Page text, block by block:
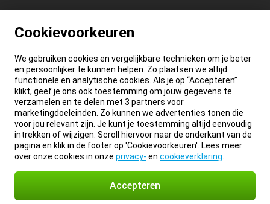
Cookievoorkeuren
We gebruiken cookies en vergelijkbare technieken om je beter
en persoonlijker te kunnen helpen. Zo plaatsen we altijd
functionele en analytische cookies. Als je op “Accepteren”
klikt, geef je ons ook toestemming om jouw gegevens te
verzamelen en te delen met 3 partners voor
marketingdoeleinden. Zo kunnen we advertenties tonen die
voor jou relevant zijn. Je kunt je toestemming altijd eenvoudig
intrekken of wijzigen. Scroll hiervoor naar de onderkant van de
pagina en klik in de footer op 'Cookievoorkeuren'. Lees meer
over onze cookies in onze privacy- en cookieverklaring
Accepteren